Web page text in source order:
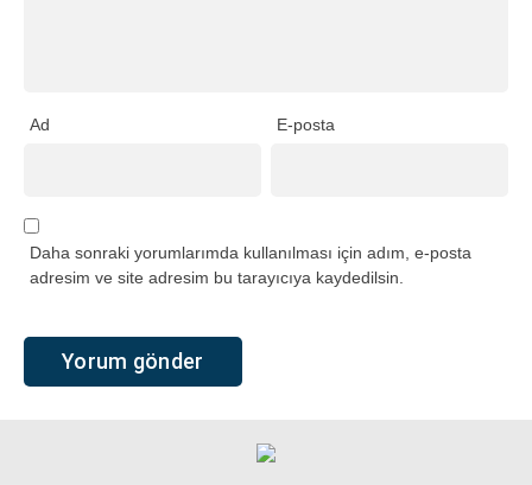
Ad E-posta
Daha sonraki yorumlarımda kullanılması için adım, e-posta
adresim ve site adresim bu tarayıcıya kaydedilsin.